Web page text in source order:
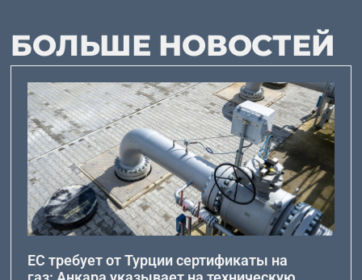
БОЛЬШЕ НОВОСТЕЙ
ЕС требует от Турции сертификаты на